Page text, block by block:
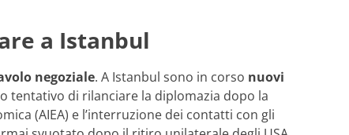
a Istanbul
negoziale. A Istanbul sono in corso nuovi
tentativo di rilanciare la diplomazia dopo la
(AIEA) e l’interruzione dei contatti con gli